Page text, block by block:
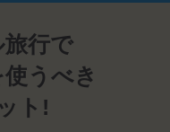
行で
うべき
ト!